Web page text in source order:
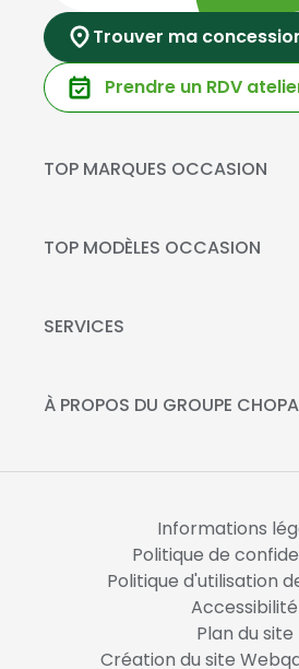
Trouver ma
Prendre un RDV
TOP MARQUES OCCASION
Mercedes-Benz
Kia
TOP MODÈLES OCCASION
Peugeot 208
SERVICES
Livraison à domicile
La Recharge Chopard
À PROPOS DU GROUPE
Nos concessions
Nous rejoindre
Informations
Politique de
Politique d'utilisation
Accessibilité
Plan du site
Création du site